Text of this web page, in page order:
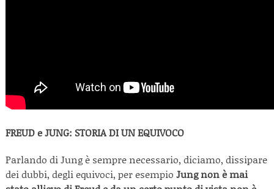
FREUD e JUNG: STORIA DI UN EQUIVOCO
Parlando di Jung è sempre necessario, diciamo, dissipare
dei dubbi, degli equivoci, per esempio Jung non è mai